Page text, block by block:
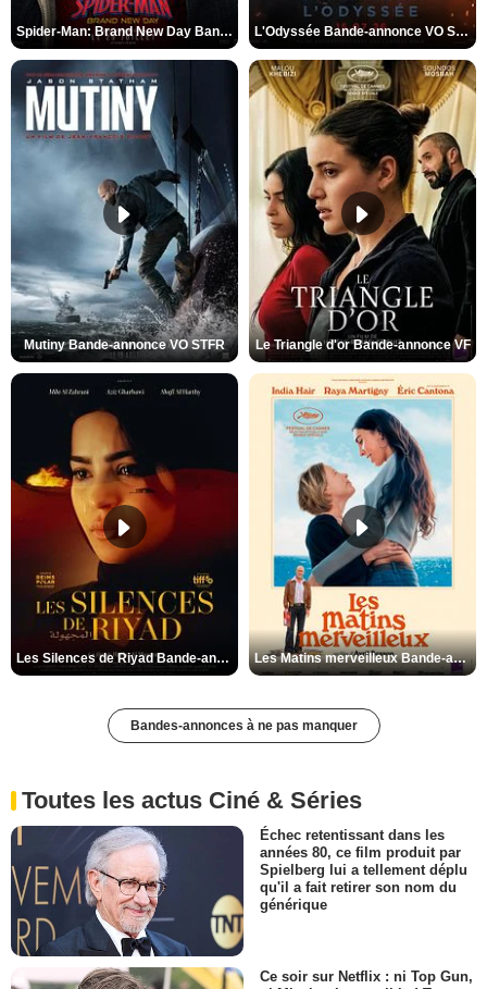
Spider-Man: Brand New Day Bande-annonce VO STFR L'Odyssée Bande-annonce VO STFR
Mutiny Bande-annonce VO STFR Le Triangle d'or Bande-annonce VF
Les Silences de Riyad Bande-annonce VO STFR Les Matins merveilleux Bande-annonce VF
Bandes-annonces à ne pas manquer
Toutes les actus Ciné & Séries
Échec retentissant dans les
années 80, ce film produit par
Spielberg lui a tellement déplu
qu'il a fait retirer son nom du
générique
Ce soir sur Netflix : ni Top Gun,